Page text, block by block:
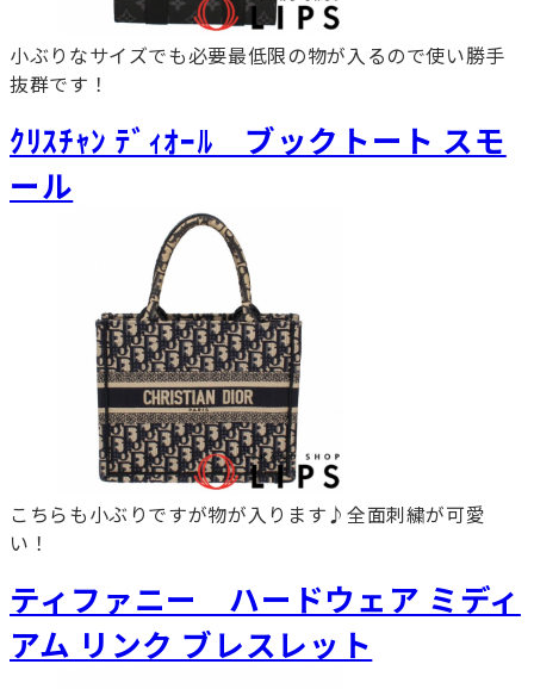
小ぶりなサイズでも必要最低限の物が入るので使い勝手
抜群です！
ｸﾘｽﾁｬﾝ ﾃﾞｨｵｰﾙ ブックトート スモ
ール
こちらも小ぶりですが物が入ります♪全面刺繍が可愛
い！
ティファニー ハードウェア ミディ
アム リンク ブレスレット